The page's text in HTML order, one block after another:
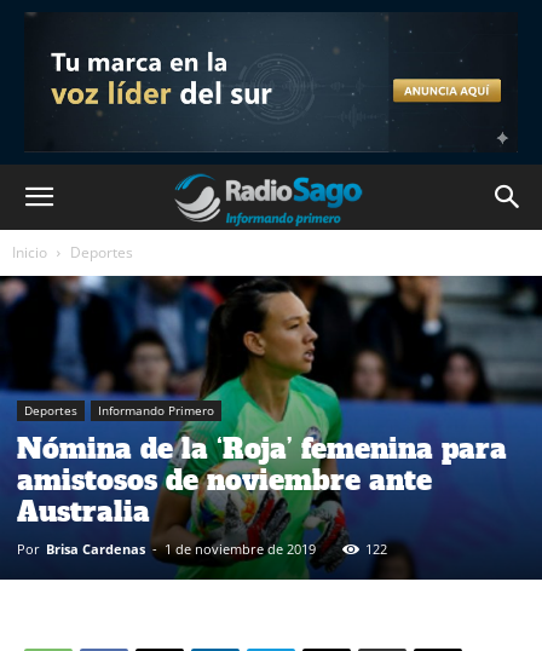
Inicio Deportes
Deportes Informando Primero
Nómina de la ‘Roja’ femenina para
amistosos de noviembre ante
Australia
Por Brisa Cardenas - 1 de noviembre de 2019 122